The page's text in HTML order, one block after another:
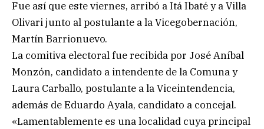
Fue así que este viernes, arribó a Itá Ibaté y a Villa
Olivari junto al postulante a la Vicegobernación,
Martín Barrionuevo.
La comitiva electoral fue recibida por José Aníbal
Monzón, candidato a intendente de la Comuna y
Laura Carballo, postulante a la Viceintendencia,
además de Eduardo Ayala, candidato a concejal.
«Lamentablemente es una localidad cuya principal